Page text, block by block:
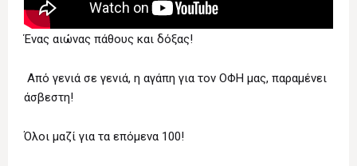
Ένας αιώνας πάθους και δόξας!
Από γενιά σε γενιά, η αγάπη για τον ΟΦΗ μας, παραμένει
άσβεστη!
Όλοι μαζί για τα επόμενα 100!